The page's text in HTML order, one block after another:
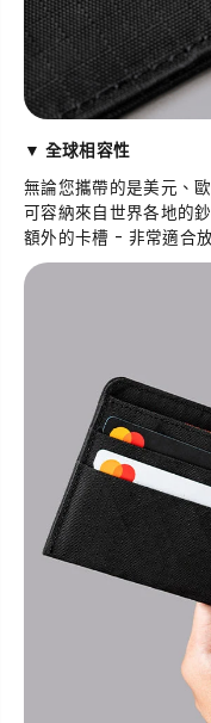
▼ 全球相容性
無論您攜帶的是美元、
可容納來自世界各地的
額外的卡槽 - 非常適合